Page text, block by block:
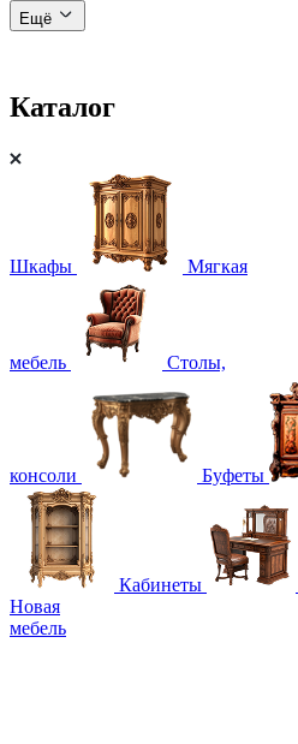
Ещё
Каталог
Шкафы Мягкая
мебель Столы,
консоли Буфеты
Кабинеты
Новая
мебель